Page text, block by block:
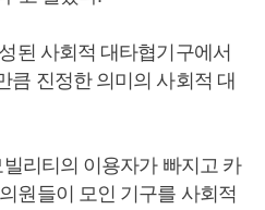
된 사회적 대타협기구에서
큼 진정한 의미의 사회적 대
리티의 이용자가 빠지고 카
원들이 모인 기구를 사회적